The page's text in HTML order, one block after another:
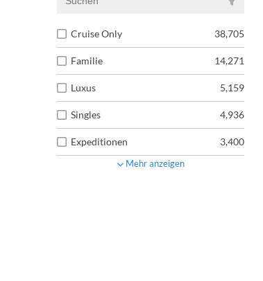
Cruise Only 38,705
Familie 14,271
Luxus 5,159
Singles 4,936
Expeditionen 3,400
Mehr anzeigen